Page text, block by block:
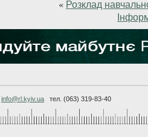
« Розклад
info@rl.kyiv.ua тел. (063) 319-83-40